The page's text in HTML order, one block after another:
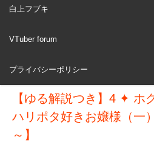
白上フブキ
VTuber forum
プライバシーポリシー
【ゆる解説つき】4 ✦ ホ
ハリポタ好きお嬢様（一
～】